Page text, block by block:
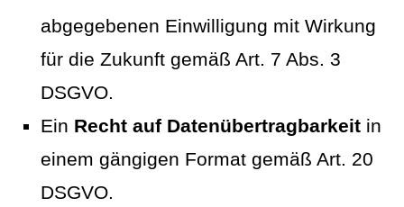
abgegebenen Einwilligung mit Wirkung
für die Zukunft gemäß Art. 7 Abs. 3
DSGVO.
Ein Recht auf Datenübertragbarkeit in
einem gängigen Format gemäß Art. 20
DSGVO.